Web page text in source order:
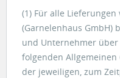
(1) Für alle
(Garnelenhaus GmbH)
und Unternehmer
folgenden Allgemeinen
der jeweiligen, zum